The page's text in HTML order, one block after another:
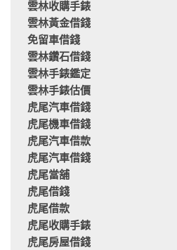
雲林收購手錶
雲林黃金借錢
免留車借錢
雲林鑽石借錢
雲林手錶鑑定
雲林手錶估價
虎尾汽車借錢
虎尾機車借錢
虎尾汽車借款
虎尾汽車借錢
虎尾當舖
虎尾借錢
虎尾借款
虎尾收購手錶
虎尾房屋借錢